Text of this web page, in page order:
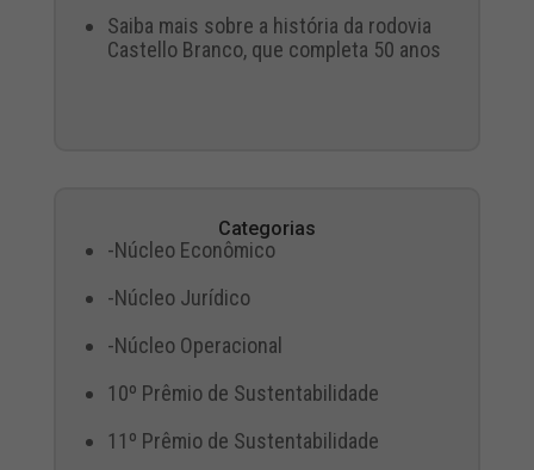
Saiba mais sobre a história da rodovia
Castello Branco, que completa 50 anos
Categorias
-Núcleo Econômico
-Núcleo Jurídico
-Núcleo Operacional
10º Prêmio de Sustentabilidade
11º Prêmio de Sustentabilidade